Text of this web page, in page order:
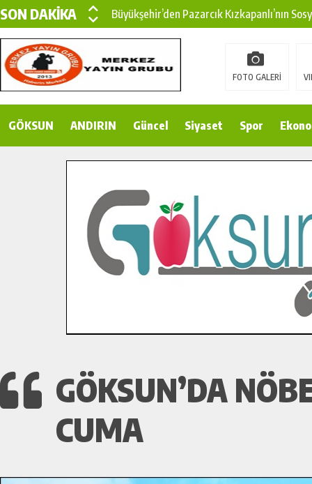
SON DAKİKA
Büyükşehir’den Pazarcık Kızkapanlı’nın
Büyükşehir’den Pazarcık Kırsalına Modern
Çin’den KSÜ’ye Uluslararası Başarı:
Gençler Pusula Maraş Kampında Yeni
İlçe Jandarma Komutanı Karakaya’dan
Bertiz’in Yeni Köprüsünde Sona Doğru.
FOTO GALERİ
GÖKSUN ANDIRIN Güncel Siyaset Spor
GÖKSUN’DA
CUMA